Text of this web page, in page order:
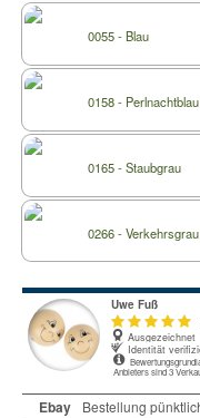
0055 - Blau
0158 - Perlnachtblau
0165 - Staubgrau
0266 - Verkehrsgrau